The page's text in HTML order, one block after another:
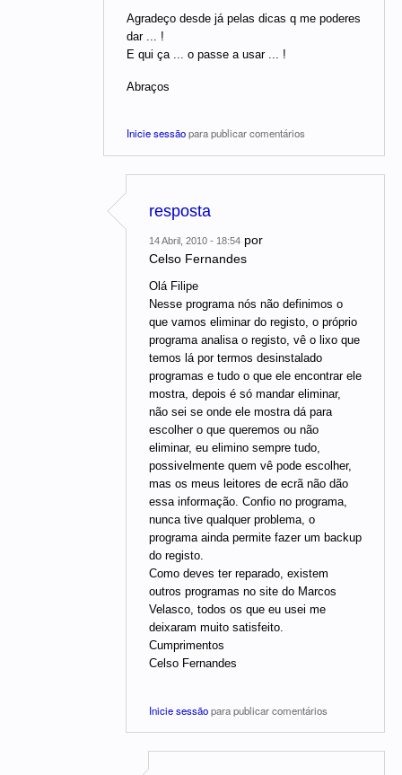
Agradeço desde já pelas dicas q me poderes
dar ... !
E qui ça ... o passe a usar ... !
Abraços
Inicie sessãopara publicar comentários
resposta
14 Abril, 2010 - 18:54 por
Celso Fernandes
Olá Filipe
Nesse programa nós não definimos o
que vamos eliminar do registo, o próprio
programa analisa o registo, vê o lixo que
temos lá por termos desinstalado
programas e tudo o que ele encontrar ele
mostra, depois é só mandar eliminar,
não sei se onde ele mostra dá para
escolher o que queremos ou não
eliminar, eu elimino sempre tudo,
possivelmente quem vê pode escolher,
mas os meus leitores de ecrã não dão
essa informação. Confio no programa,
nunca tive qualquer problema, o
programa ainda permite fazer um backup
do registo.
Como deves ter reparado, existem
outros programas no site do Marcos
Velasco, todos os que eu usei me
deixaram muito satisfeito.
Cumprimentos
Celso Fernandes
Inicie sessãopara publicar comentários